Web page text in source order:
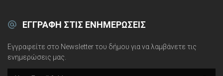
ΕΓΓΡΑΦΉ ΣΤΙΣ ΕΝΗΜΕΡΏΣΕΙΣ
Εγγραφείτε στο Newsletter του δήμου για να λαμβάνετε τις
ενημερώσεις μας.